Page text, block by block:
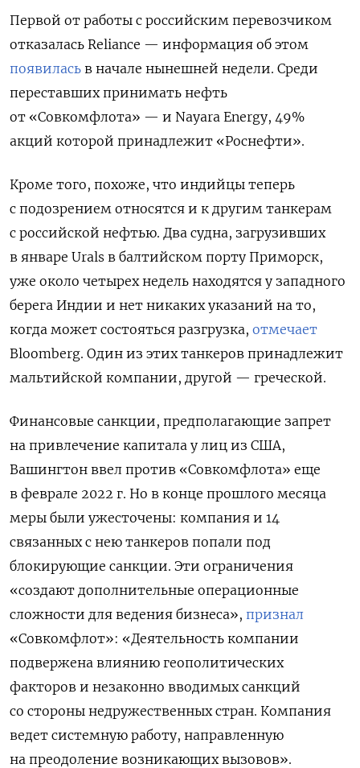
Первой от работы с российским перевозчиком
отказалась Reliance — информация об этом
появилась в начале нынешней недели. Среди
переставших принимать нефть
от «Совкомфлота» — и Nayara Energy, 49%
акций которой принадлежит «Роснефти».
Кроме того, похоже, что индийцы теперь
с подозрением относятся и к другим танкерам
с российской нефтью. Два судна, загрузивших
в январе Urals в балтийском порту Приморск,
уже около четырех недель находятся у западного
берега Индии и нет никаких указаний на то,
когда может состояться разгрузка, отмечает
Bloomberg. Один из этих танкеров принадлежит
мальтийской компании, другой — греческой.
Финансовые санкции, предполагающие запрет
на привлечение капитала у лиц из США,
Вашингтон ввел против «Совкомфлота» еще
в феврале 2022 г. Но в конце прошлого месяца
меры были ужесточены: компания и 14
связанных с нею танкеров попали под
блокирующие санкции. Эти ограничения
«создают дополнительные операционные
сложности для ведения бизнеса», признал
«Совкомфлот»: «Деятельность компании
подвержена влиянию геополитических
факторов и незаконно вводимых санкций
со стороны недружественных стран. Компания
ведет системную работу, направленную
на преодоление возникающих вызовов».